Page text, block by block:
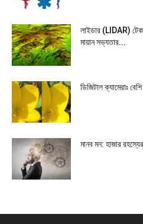
লাইডার (LIDAR)
মায়ান সভ্যতার...
ডিজিটাল ক্যামেরাঃ
মানব মন: হাজার